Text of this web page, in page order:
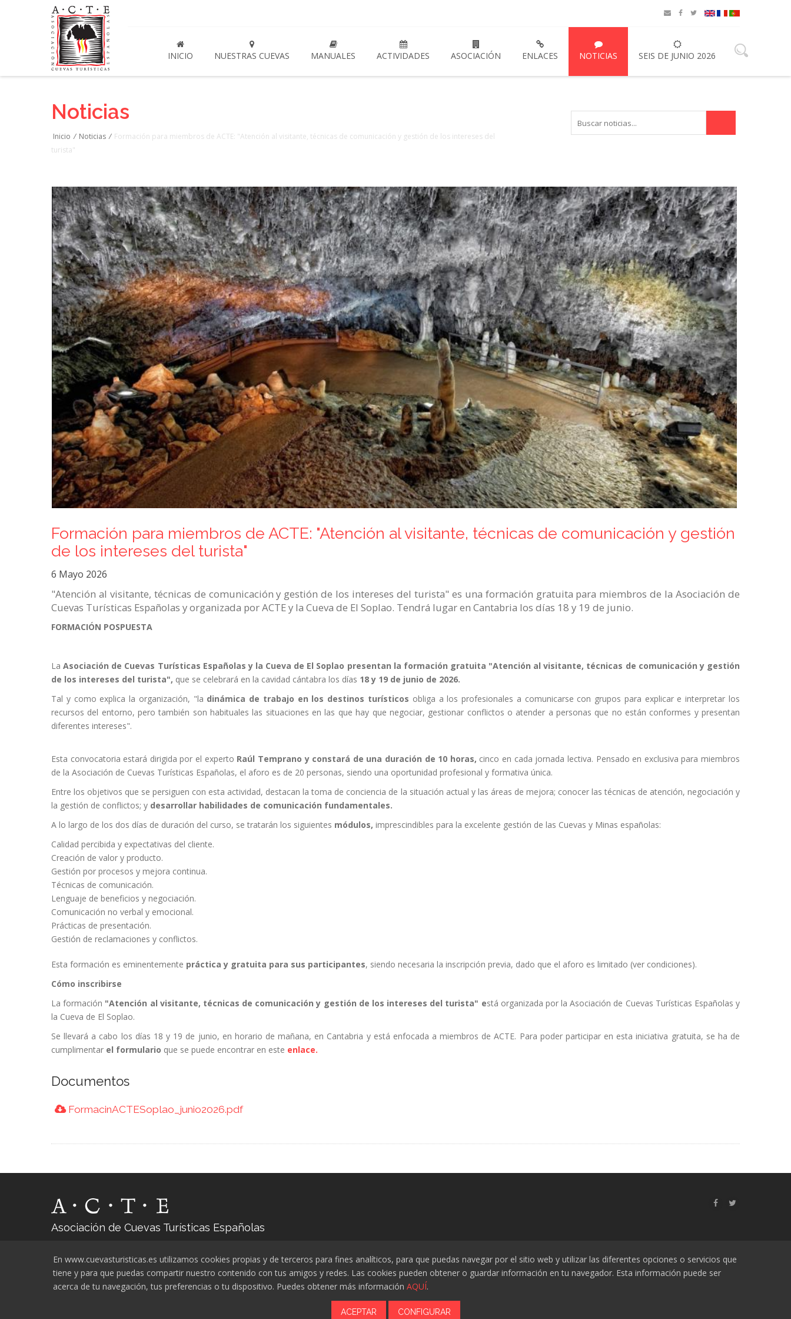
INICIO NUESTRAS CUEVAS MANUALES ACTIVIDADES ASOCIACIÓN ENLACES NOTICIAS SEIS DE JUNIO 2026
Noticias
Inicio / Noticias / Formación para miembros de ACTE: "Atención al visitante, técnicas de comunicación y gestión de los intereses del
turista"
Formación para miembros de ACTE: "Atención al visitante, técnicas de comunicación y gestión
de los intereses del turista"
6 Mayo 2026
"Atención al visitante, técnicas de comunicación y gestión de los intereses del turista" es una formación gratuita para miembros de la Asociación de
Cuevas Turísticas Españolas y organizada por ACTE y la Cueva de El Soplao. Tendrá lugar en Cantabria los días 18 y 19 de junio.
FORMACIÓN POSPUESTA
LaAsociación de Cuevas Turísticas Españolas y la Cueva de El Soplao presentan la formación gratuita "Atención al visitante, técnicas de comunicación y gestión
de los intereses del turista", que se celebrará en la cavidad cántabra los días 18 y 19 de junio de 2026.
Tal y como explica la organización, "la dinámica de trabajo en los destinos turísticos obliga a los profesionales a comunicarse con grupos para explicar e interpretar los
recursos del entorno, pero también son habituales las situaciones en las que hay que negociar, gestionar conflictos o atender a personas que no están conformes y presentan
diferentes intereses".
Esta convocatoria estará dirigida por el experto Raúl Temprano y constará de una duración de 10 horas, cinco en cada jornada lectiva. Pensado en exclusiva para miembros
de la Asociación de Cuevas Turísticas Españolas, el aforo es de 20 personas, siendo una oportunidad profesional y formativa única.
Entre los objetivos que se persiguen con esta actividad, destacan la toma de conciencia de la situación actual y las áreas de mejora; conocer las técnicas de atención, negociación y
la gestión de conflictos; y desarrollar habilidades de comunicación fundamentales.
A lo largo de los dos días de duración del curso, se tratarán los siguientes módulos, imprescindibles para la excelente gestión de las Cuevas y Minas españolas:
Calidad percibida y expectativas del cliente.
Creación de valor y producto.
Gestión por procesos y mejora continua.
Técnicas de comunicación.
Lenguaje de beneficios y negociación.
Comunicación no verbal y emocional.
Prácticas de presentación.
Gestión de reclamaciones y conflictos.
Esta formación es eminentemente práctica y gratuita para sus participantes, siendo necesaria la inscripción previa, dado que el aforo es limitado (ver condiciones).
Cómo inscribirse
La formación "Atención al visitante, técnicas de comunicación y gestión de los intereses del turista" está organizada por la Asociación de Cuevas Turísticas Españolas y
la Cueva de El Soplao.
Se llevará a cabo los días 18 y 19 de junio, en horario de mañana, en Cantabria y está enfocada a miembros de ACTE. Para poder participar en esta iniciativa gratuita, se ha de
cumplimentar el formulario que se puede encontrar en este enlace.
Documentos
FormacinACTESoplao_junio2026.pdf
Asociación de Cuevas Turísticas Españolas
En www.cuevasturisticas.es utilizamos cookies propias y de terceros para fines analíticos, para que puedas navegar por el sitio web y utilizar las diferentes opciones o servicios que
tiene y para que puedas compartir nuestro contenido con tus amigos y redes. Las cookies pueden obtener o guardar información en tu navegador. Esta información puede ser
acerca de tu navegación, tus preferencias o tu dispositivo. Puedes obtener más información AQUÍ.
ACEPTAR CONFIGURAR